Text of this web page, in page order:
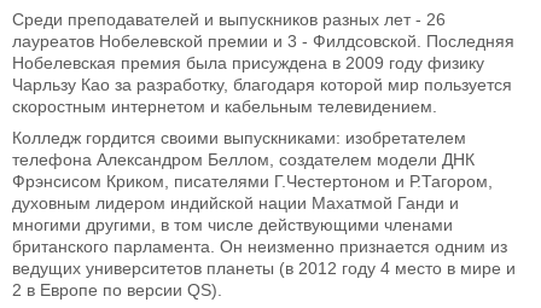
Среди преподавателей и выпускников разных лет - 26
лауреатов Нобелевской премии и 3 - Филдсовской. Последняя
Нобелевская премия была присуждена в 2009 году физику
Чарльзу Као за разработку, благодаря которой мир пользуется
скоростным интернетом и кабельным телевидением.
Колледж гордится своими выпускниками: изобретателем
телефона Александром Беллом, создателем модели ДНК
Фрэнсисом Криком, писателями Г.Честертоном и Р.Тагором,
духовным лидером индийской нации Махатмой Ганди и
многими другими, в том числе действующими членами
британского парламента. Он неизменно признается одним из
ведущих университетов планеты (в 2012 году 4 место в мире и
2 в Европе по версии QS).